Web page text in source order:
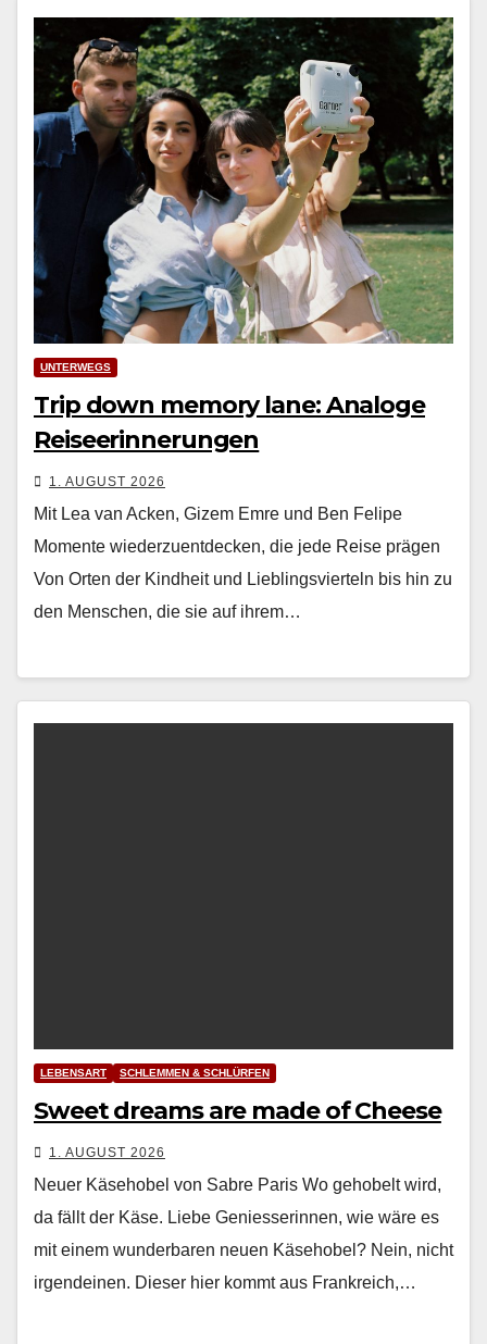
UNTERWEGS
Trip down memory lane: Analoge
Reiseerinnerungen
1. AUGUST 2026
Mit Lea van Acken, Gizem Emre und Ben Felipe
Momente wiederzuentdecken, die jede Reise prägen
Von Orten der Kind­heit und Lieblingsvierteln bis hin zu
den Men­schen, die sie auf ihrem…
LEBENSART SCHLEMMEN & SCHLÜRFEN
Sweet dreams are made of Cheese
1. AUGUST 2026
Neuer Käsehobel von Sabre Paris Wo geho­belt wird,
da fällt der Käse. Liebe Geniesserin­nen, wie wäre es
mit einem wun­der­baren neuen Käse­ho­bel? Nein, nicht
irgen­deinen. Dieser hier kommt aus Frankre­ich,…